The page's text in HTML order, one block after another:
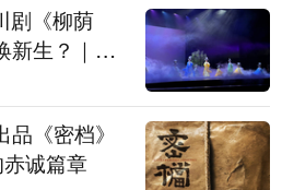
剧《柳荫
新生？｜文
《密档》
赤诚篇章